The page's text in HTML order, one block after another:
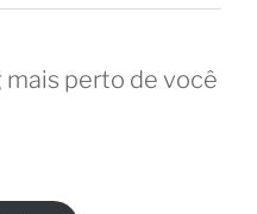
perto de você